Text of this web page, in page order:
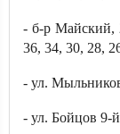
- б-р Майский,
36, 34, 30, 28,
- ул.
- ул. Бойцов 9-